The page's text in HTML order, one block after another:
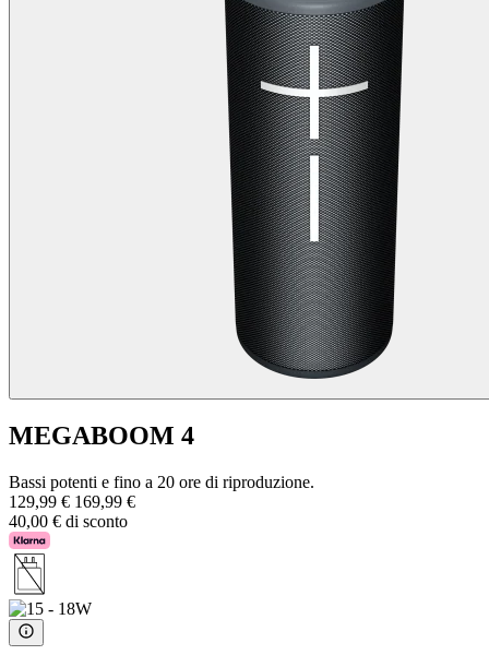
MEGABOOM 4
Bassi potenti e fino a 20 ore di riproduzione.
129,99 € 169,99 €
40,00 € di sconto